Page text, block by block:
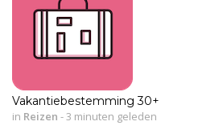
Vakantiebestemming 30+
in Reizen -3 minuten geleden